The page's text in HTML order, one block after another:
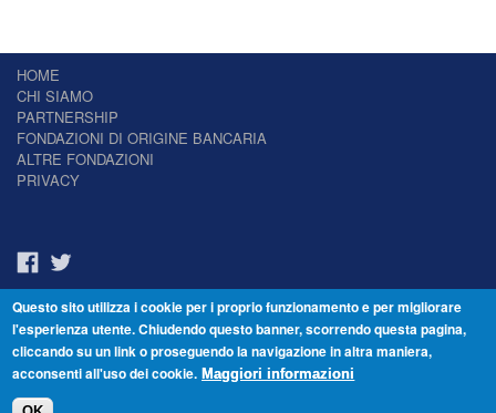
HOME
CHI SIAMO
PARTNERSHIP
FONDAZIONI DI ORIGINE BANCARIA
ALTRE FONDAZIONI
PRIVACY
Il Giornale delle Fondazioni - Periodico telematico
Reg. Tribunale n.7 del 22/07/2014 – ISSN 2421-2466
© Fondazione Venezia 2000 - Dorsoduro 3488/U - 30123 Venezia - Italia -
Questo sito utilizza i cookie per i proprio funzionamento e per migliorare
l'esperienza utente. Chiudendo questo banner, scorrendo questa pagina,
cliccando su un link o proseguendo la navigazione in altra maniera,
acconsenti all'uso dei cookie. Maggiori informazioni